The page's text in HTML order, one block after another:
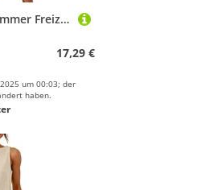
EMATOP Damen Sommer Freizeitanzug Casual Zweiteiler Yoga Outfit Baumwolle Leinen Jogginganzug Locker Elegant Hosenanzug mit Taschen Fitnessanzug Lässig Einfarbig Tank Top und Hose Activewear
17,29 €
um 00:03; der
haben.